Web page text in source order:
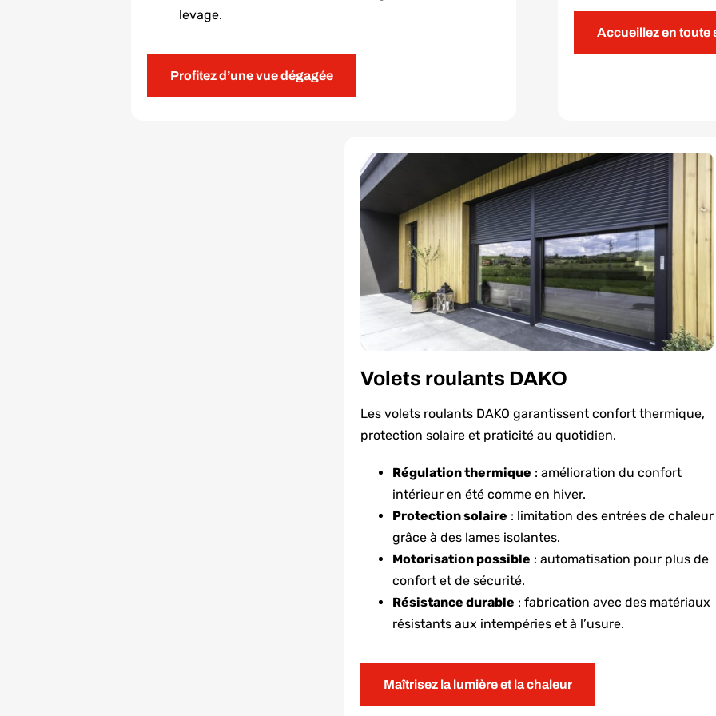
levage.
Profitez d’une vue dégagée
Accueillez en toute
Volets roulants DAKO
Les volets roulants DAKO garantissent confort thermique,
protection solaire et praticité au quotidien.
Régulation thermique : amélioration du confort
intérieur en été comme en hiver.
Protection solaire : limitation des entrées de chaleur
grâce à des lames isolantes.
Motorisation possible : automatisation pour plus de
confort et de sécurité.
Résistance durable : fabrication avec des matériaux
résistants aux intempéries et à l’usure.
Maîtrisez la lumière et la chaleur